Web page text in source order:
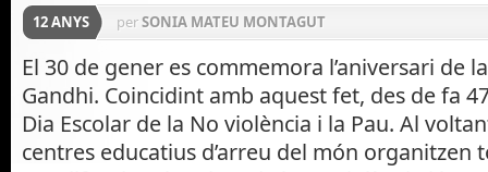
12 ANYS perSONIA MATEU MONTAGUT
El 30 de gener es commemora l’aniversari de
Gandhi. Coincidint amb aquest fet, des de fa
Dia Escolar de la No violència i la Pau. Al
centres educatius d’arreu del món organitzen